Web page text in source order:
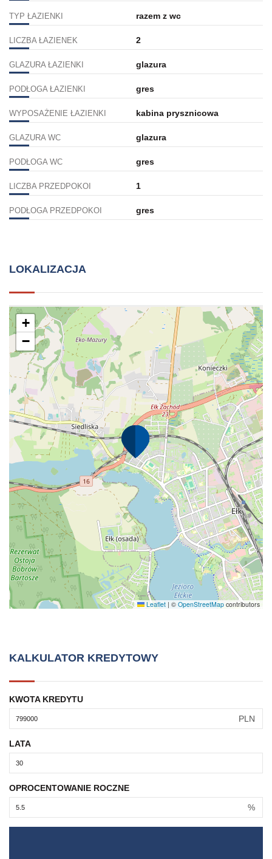
TYP ŁAZIENKI razem z wc
LICZBA ŁAZIENEK 2
GLAZURA ŁAZIENKI glazura
PODŁOGA ŁAZIENKI gres
WYPOSAŻENIE ŁAZIENKI kabina prysznicowa
GLAZURA WC glazura
PODŁOGA WC gres
LICZBA PRZEDPOKOI 1
PODŁOGA PRZEDPOKOI gres
LOKALIZACJA
+
−
Leaflet | © OpenStreetMap contributors
KALKULATOR KREDYTOWY
KWOTA KREDYTU
PLN
LATA
OPROCENTOWANIE ROCZNE
%